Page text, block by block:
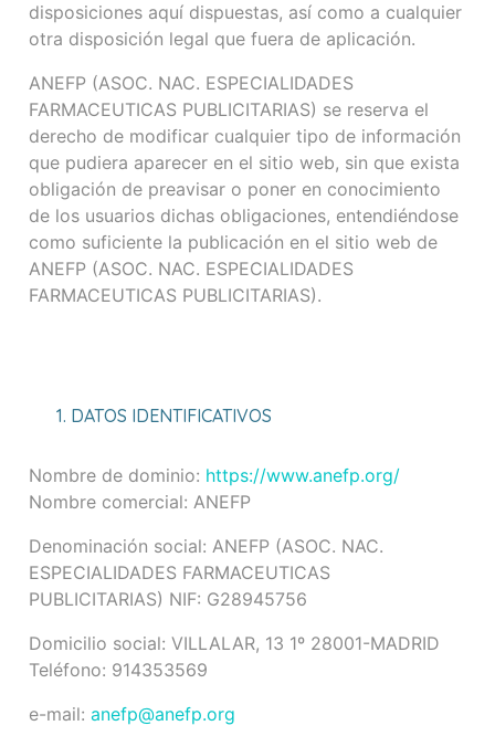
disposiciones aquí dispuestas, así como a cualquier
otra disposición legal que fuera de aplicación.
ANEFP (ASOC. NAC. ESPECIALIDADES
FARMACEUTICAS PUBLICITARIAS) se reserva el
derecho de modificar cualquier tipo de información
que pudiera aparecer en el sitio web, sin que exista
obligación de preavisar o poner en conocimiento
de los usuarios dichas obligaciones, entendiéndose
como suficiente la publicación en el sitio web de
ANEFP (ASOC. NAC. ESPECIALIDADES
FARMACEUTICAS PUBLICITARIAS).
1. DATOS IDENTIFICATIVOS
Nombre de dominio: https://www.anefp.org/
Nombre comercial: ANEFP
Denominación social: ANEFP (ASOC. NAC.
ESPECIALIDADES FARMACEUTICAS
PUBLICITARIAS) NIF: G28945756
Domicilio social: VILLALAR, 13 1º 28001-MADRID
Teléfono: 914353569
e-mail:anefp@anefp.org